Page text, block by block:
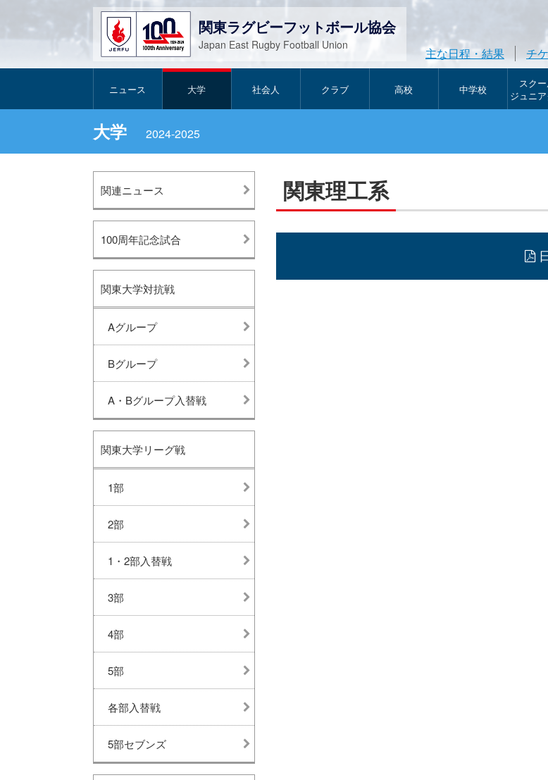
関東ラグビーフットボール協会
Japan East Rugby Football Union
主な日程・結果 チ
ニュース 大学 社会人 クラブ 高校 中学校
スクー
ジュニ
大学 2024-2025
関連ニュース
100周年記念試合
関東大学対抗戦
Aグループ
Bグループ
A・Bグループ入替戦
関東大学リーグ戦
1部
2部
1・2部入替戦
3部
4部
5部
各部入替戦
5部セブンズ
関東理工系